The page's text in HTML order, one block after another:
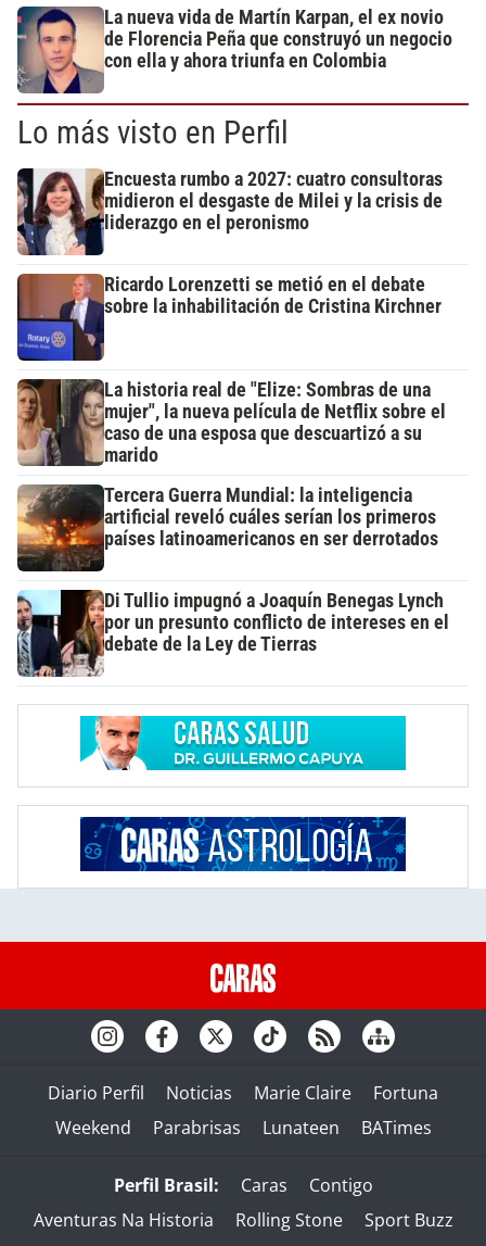
La nueva vida de Martín Karpan, el ex novio
de Florencia Peña que construyó un negocio
con ella y ahora triunfa en Colombia
Lo más visto en Perfil
Encuesta rumbo a 2027: cuatro consultoras
midieron el desgaste de Milei y la crisis de
liderazgo en el peronismo
Ricardo Lorenzetti se metió en el debate
sobre la inhabilitación de Cristina Kirchner
La historia real de "Elize: Sombras de una
mujer", la nueva película de Netflix sobre el
caso de una esposa que descuartizó a su
marido
Tercera Guerra Mundial: la inteligencia
artificial reveló cuáles serían los primeros
países latinoamericanos en ser derrotados
Di Tullio impugnó a Joaquín Benegas Lynch
por un presunto conflicto de intereses en el
debate de la Ley de Tierras
Diario Perfil Noticias Marie Claire
Fortuna
Weekend
Parabrisas Lunateen BATimes
Perfil Brasil: Caras
Contigo
Aventuras Na Historia
Rolling Stone
Sport Buzz